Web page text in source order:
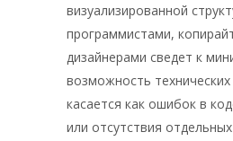
визуализированной
программистами,
дизайнерами сведет к
возможность
касается как ошибок в
или отсутствия